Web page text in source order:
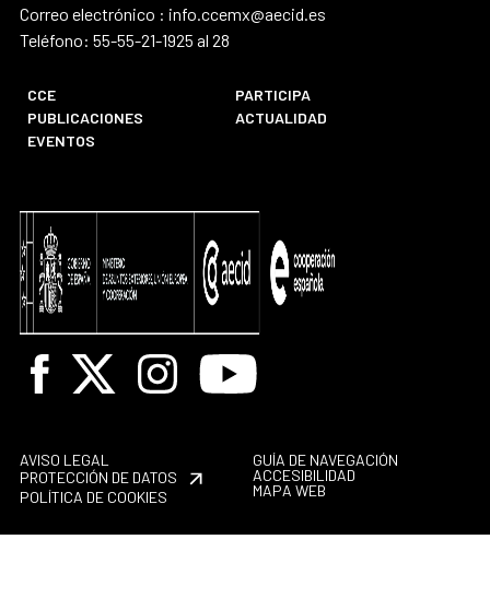
Correo electrónico : info.ccemx@aecid.es
Teléfono: 55-55-21-1925 al 28
CCE
PARTICIPA
PUBLICACIONES
ACTUALIDAD
EVENTOS
Facebook
X InstagramYoutube
AVISO LEGAL
PROTECCIÓN DE DATOS
POLÍTICA DE COOKIES
GUÍA DE NAVEGACIÓN
ACCESIBILIDAD
MAPA WEB